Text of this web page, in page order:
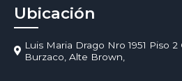
Ubicación
Luis Maria Drago Nro 1951 Piso
Burzaco, Alte Brown,